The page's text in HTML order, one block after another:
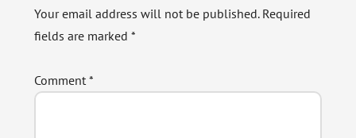
Your email address will not be published. Required
fields are marked *
Comment*